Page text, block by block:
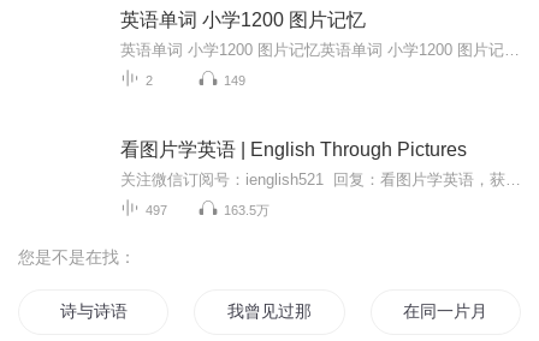
英语单词 小学1200 图片记忆
2 149
看图片学英语 | English Through Pictures
497 163.5万
您是不是在找：
诗与诗语 我曾见过那片星海 在同一片月光下